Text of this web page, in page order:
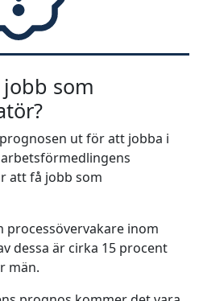
som
ut för att jobba i
att få jobb som
processövervakare inom
dessa är cirka 15 procent
män.